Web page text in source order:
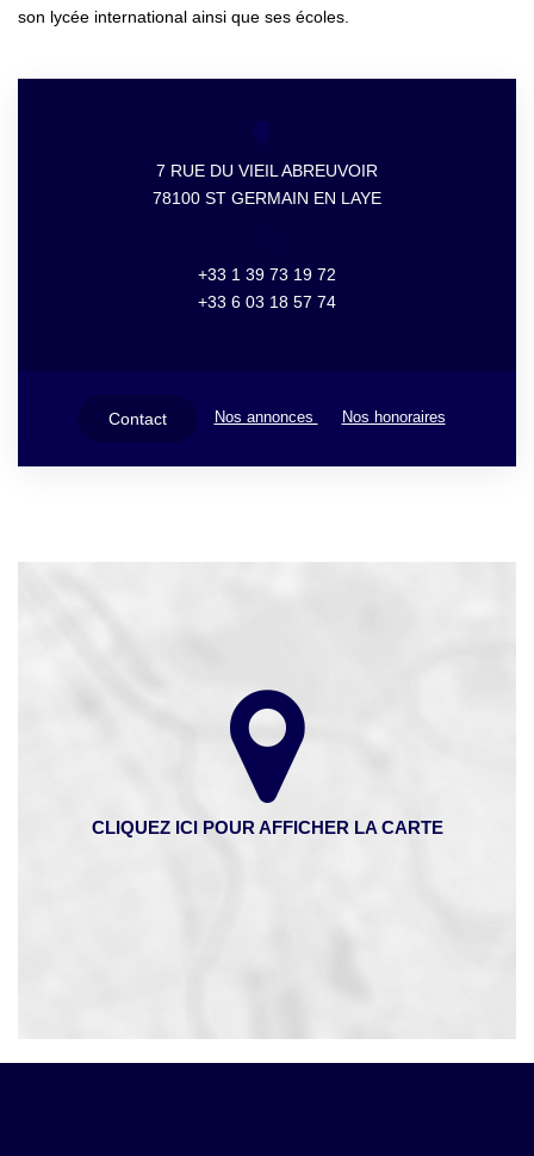
7 RUE DU VIEIL ABREUVOIR
78100 ST GERMAIN EN LAYE
+33 1 39 73 19 72
+33 6 03 18 57 74
Contact Nos annonces Nos honoraires
son lycée international ainsi que ses écoles.